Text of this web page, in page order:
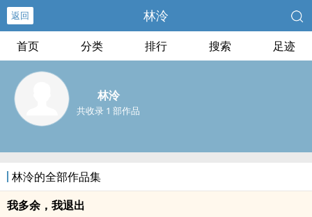
返回 林泠
首页 分类 排行 搜索 足迹
林泠
共收录 1 部作品
林泠的全部作品集
我多余，我退出